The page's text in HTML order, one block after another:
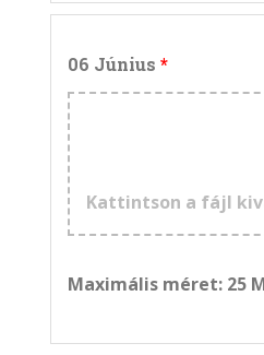
06 Június
Kattintson a fájl
Maximális méret: 25